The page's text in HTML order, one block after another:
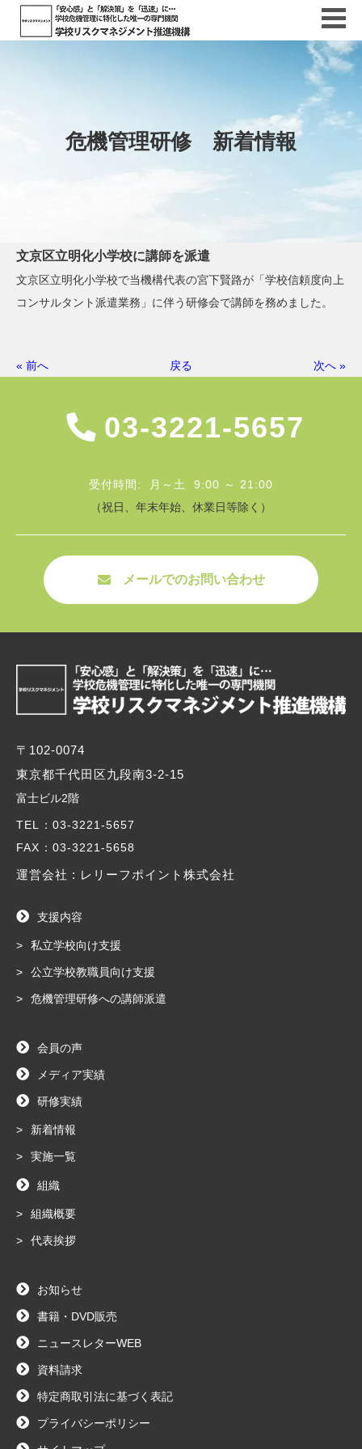
危機管理研修 新着情報
文京区立明化小学校に講師を派遣
文京区立明化小学校で当機構代表の宮下賢路が「学校信頼度向上
コンサルタント派遣業務」に伴う研修会で講師を務めました。
« 前へ 戻る 次へ »
03-3221-5657
受付時間: 月～土 9:00 ～ 21:00
（祝日、年末年始、休業日等除く）
メールでのお問い合わせ
〒102-0074
東京都千代田区九段南3-2-15
富士ビル2階
TEL ：03-3221-5657
FAX ：03-3221-5658
運営会社 : レリーフポイント株式会社
支援内容
私立学校向け支援
公立学校教職員向け支援
危機管理研修への講師派遣
会員の声
メディア実績
研修実績
新着情報
実施一覧
組織
組織概要
代表挨拶
お知らせ
書籍・DVD販売
ニュースレターWEB
資料請求
特定商取引法に基づく表記
プライバシーポリシー